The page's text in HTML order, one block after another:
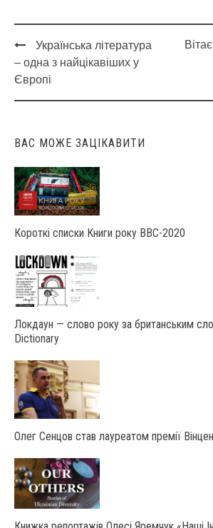
Post
navigation
Українська література
– одна з найцікавіших у
Європі
ВАС МОЖЕ ЗАЦІКАВИТИ
Короткі списки Книги року ВВС-2020
Локдаун — слово року за британським
Dictionary
Олег Сенцов став лауреатом премії